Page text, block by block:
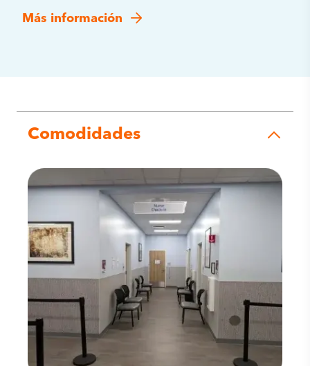
Más información
Comodidades